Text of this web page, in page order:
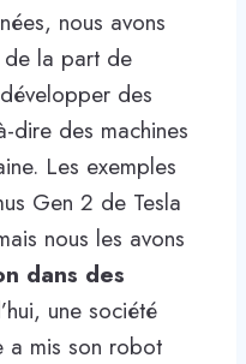
nous avons
de la part de
des
dire des machines
Les exemples
Gen 2 de Tesla
nous les avons
dans des
une société
a mis son robot